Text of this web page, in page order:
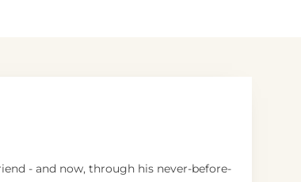
- and now, through his never-before-